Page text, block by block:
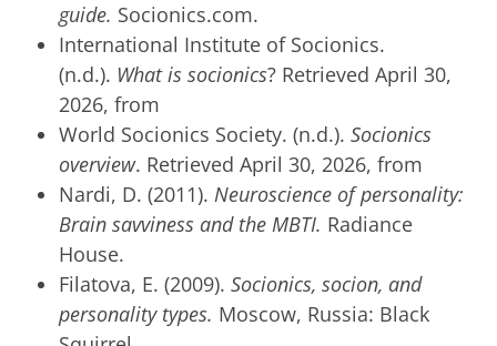
guide. Socionics.com.
International Institute of Socionics.
(n.d.). What is socionics? Retrieved April 30,
2026, from
World Socionics Society. (n.d.). Socionics
overview. Retrieved April 30, 2026, from
Nardi, D. (2011). Neuroscience of personality:
Brain savviness and the MBTI. Radiance
House.
Filatova, E. (2009). Socionics, socion, and
personality types. Moscow, Russia: Black